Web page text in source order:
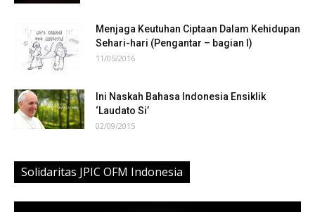
Menjaga Keutuhan Ciptaan Dalam Kehidupan
Sehari-hari (Pengantar – bagian I)
11/05/2016
Ini Naskah Bahasa Indonesia Ensiklik
‘Laudato Si’
02/09/2015
Solidaritas JPIC OFM Indonesia